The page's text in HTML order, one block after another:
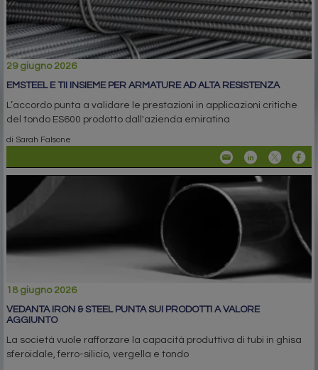
29 giugno 2026
EMSTEEL E TII INSIEME PER ARMATURE AD ALTA RESISTENZA
L’accordo punta a validare le prestazioni in applicazioni critiche
del tondo ES600 prodotto dall'azienda emiratina
di Sarah Falsone
18 giugno 2026
VEDANTA IRON & STEEL PUNTA SUI PRODOTTI A VALORE
AGGIUNTO
La società vuole rafforzare la capacità produttiva di tubi in ghisa
sferoidale, ferro-silicio, vergella e tondo